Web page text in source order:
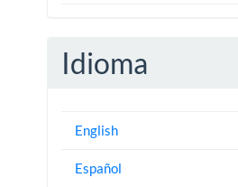
Idioma
English
Español